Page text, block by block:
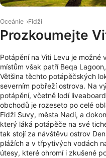
Oceánie Fidži
Prozkoumejte
Potápění na Viti Levu je možné
místům však patří Beqa
Většina těchto potápěčských
severním pobřeží ostrova. Na
potápění, včetně lodí
obchodů je rozeseto po celé
Fidži Suvy, města Nadi, a
který láká potápěče na své
tak stojí za návštěvu ostrov
plážích a v třpytivých vodách
útesy, které ohromí i zkušené